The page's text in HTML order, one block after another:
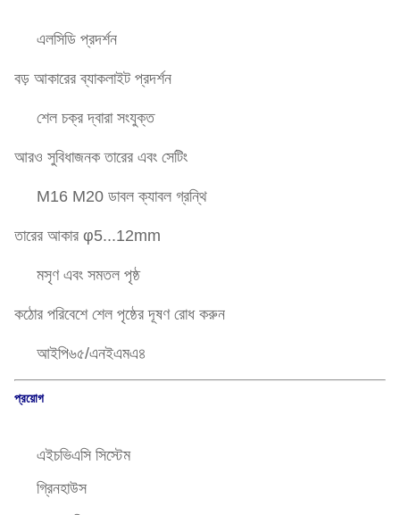
এলসিডি প্রদর্শন
বড় আকারের ব্যাকলাইট প্রদর্শন
শেল চক্র দ্বারা সংযুক্ত
আরও সুবিধাজনক তারের এবং সেটিং
M16 M20 ডাবল ক্যাবল গ্রন্থি
তারের আকার φ5...12mm
মসৃণ এবং সমতল পৃষ্ঠ
কঠোর পরিবেশে শেল পৃষ্ঠের দূষণ রোধ করুন
আইপি৬৫/এনইএমএ৪
প্রয়োগ
এইচভিএসি সিস্টেম
গ্রিনহাউস